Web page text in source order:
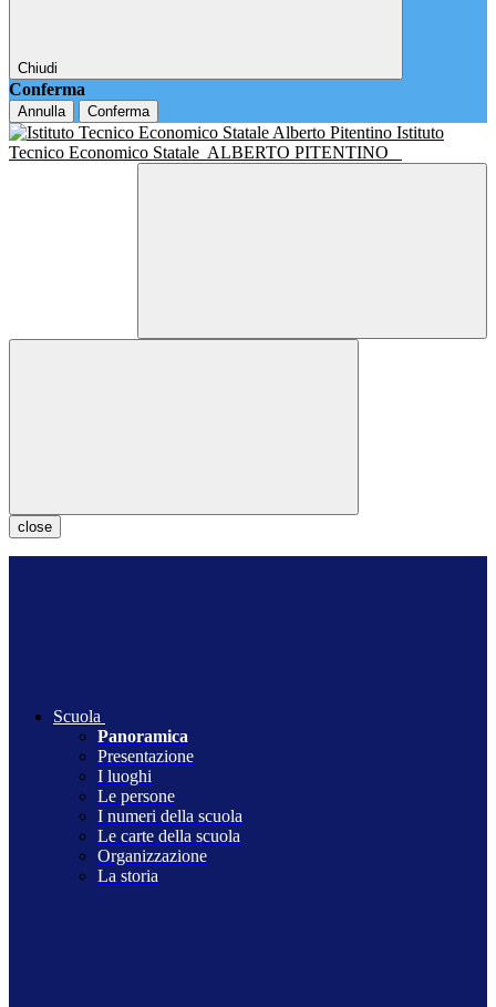
Chiudi
Conferma
Annulla Conferma
Istituto
Tecnico Economico Statale ALBERTO PITENTINO
close
Scuola
Panoramica
Presentazione
I luoghi
Le persone
I numeri della scuola
Le carte della scuola
Organizzazione
La storia